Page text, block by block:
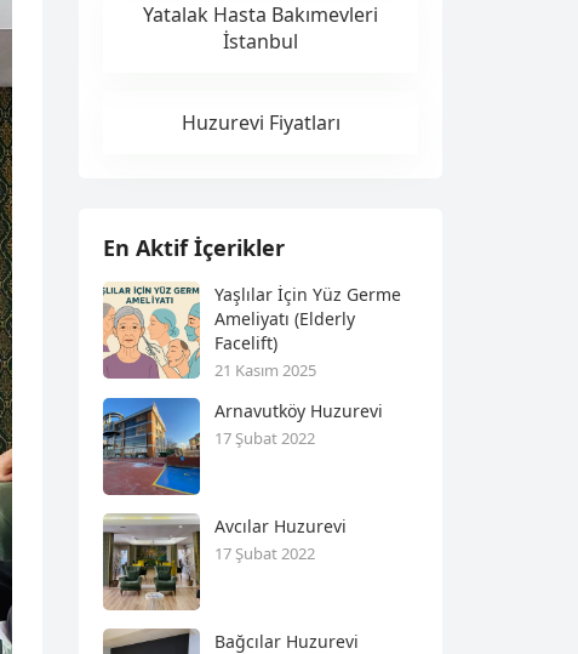
Yatalak Hasta Bakımevleri
İstanbul
Huzurevi Fiyatları
En Aktif İçerikler
Yaşlılar İçin Yüz Germe
Ameliyatı (Elderly
Facelift)
21 Kasım 2025
Arnavutköy Huzurevi
17 Şubat 2022
Avcılar Huzurevi
17 Şubat 2022
Bağcılar Huzurevi